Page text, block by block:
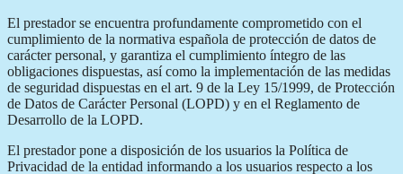
El prestador se encuentra profundamente comprometido con el
cumplimiento de la normativa española de protección de datos de
carácter personal, y garantiza el cumplimiento íntegro de las
obligaciones dispuestas, así como la implementación de las medidas
de seguridad dispuestas en el art. 9 de la Ley 15/1999, de Protección
de Datos de Carácter Personal (LOPD) y en el Reglamento de
Desarrollo de la LOPD.
El prestador pone a disposición de los usuarios la Política de
Privacidad de la entidad informando a los usuarios respecto a los